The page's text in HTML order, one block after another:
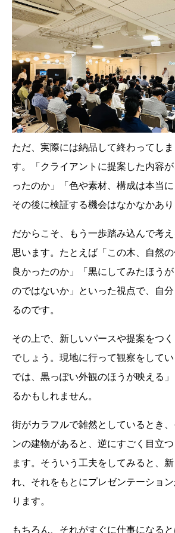
ただ、実際には納品して終わってし
す。「クライアントに提案した内容
ったのか」「色や素材、構成は本当に
その後に検証する機会はなかなかあり
だからこそ、もう一歩踏み込んで考
思います。たとえば「この木、自然
良かったのか」「黒にしてみたほう
のではないか」といった視点で、自
るのです。
その上で、新しいパースや提案をつ
でしょう。現地に行って観察をして
では、黒っぽい外観のほうが映える
るかもしれません。
街がカラフルで雑然としているとき
ンの建物があると、逆にすごく目立
ます。そういう工夫をしてみると、
れ、それをもとにプレゼンテーショ
ります。
もちろん、それがすぐに仕事になる